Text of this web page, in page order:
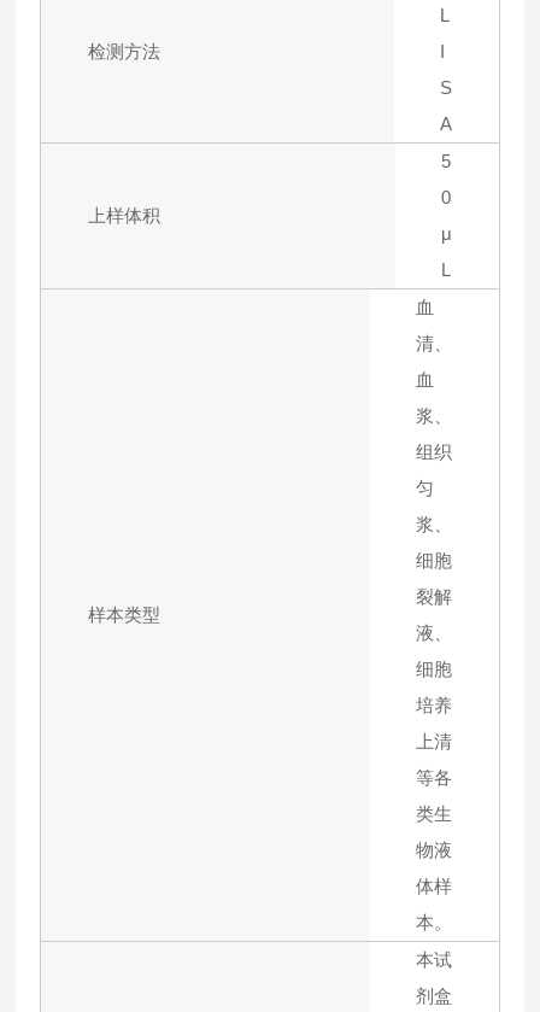
检测方法
L
I
S
A
上样体积
5
0
μ
L
样本类型
血
清、
血
浆、
组织
匀
浆、
细胞
裂解
液、
细胞
培养
上清
等各
类生
物液
体样
本。
本试
剂盒